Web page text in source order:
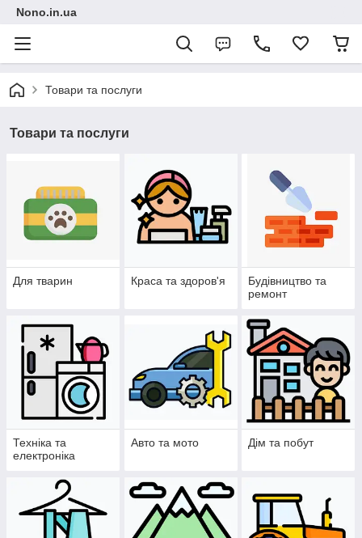
Nono.in.ua
Товари та послуги
Товари та послуги
Для тварин Краса та здоров'я
Будівництво та
ремонт
Техніка та
електроніка
Авто та мото Дім та побут